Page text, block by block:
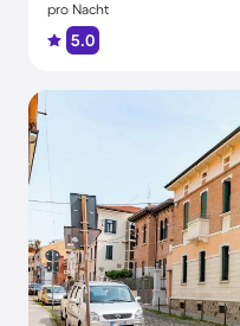
pro Nacht
5.0